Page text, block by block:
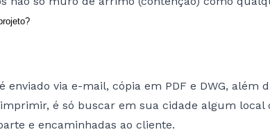
enviado via e-mail, cópia em PDF e DWG,
é só buscar em sua cidade algum
e encaminhadas ao cliente.